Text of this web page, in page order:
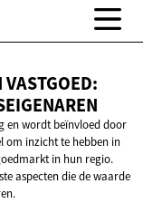
en wordt beïnvloed door
om inzicht te hebben in
in hun regio.
aspecten die de waarde